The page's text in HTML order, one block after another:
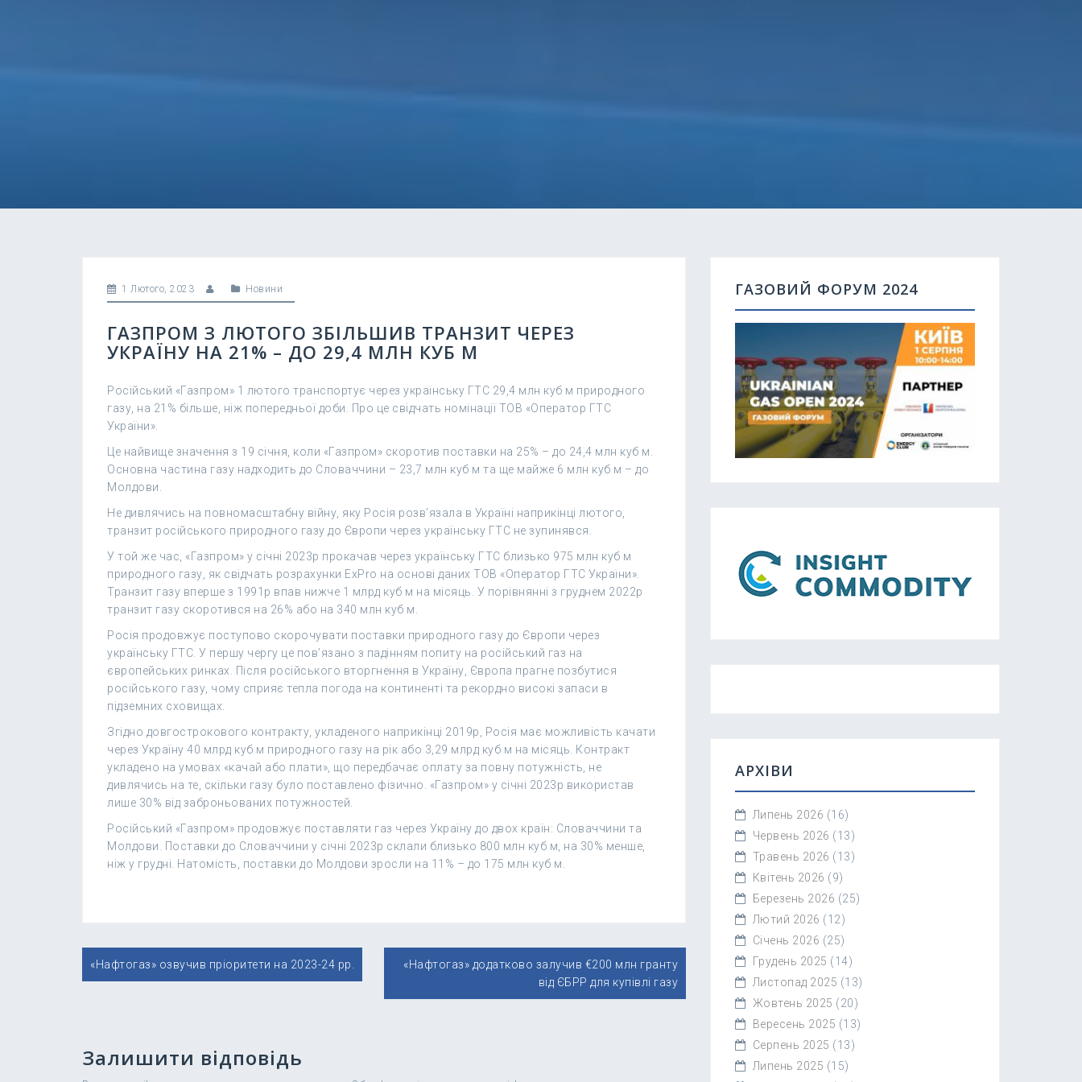
1 Лютого, 2023 Новини
ГАЗПРОМ З ЛЮТОГО ЗБІЛЬШИВ ТРАНЗИТ ЧЕРЕЗ
УКРАЇНУ НА 21% – ДО 29,4 МЛН КУБ М
Російський «Газпром» 1 лютого транспортує через українську ГТС 29,4 млн куб м природного
газу, на 21% більше, ніж попередньої доби. Про це свідчать номінації ТОВ «Оператор ГТС
України».
Це найвище значення з 19 січня, коли «Газпром» скоротив поставки на 25% – до 24,4 млн куб м.
Основна частина газу надходить до Словаччини – 23,7 млн куб м та ще майже 6 млн куб м – до
Молдови.
Не дивлячись на повномасштабну війну, яку Росія розв’язала в Україні наприкінці лютого,
транзит російського природного газу до Європи через українську ГТС не зупинявся.
У той же час, «Газпром» у січні 2023р прокачав через українську ГТС близько 975 млн куб м
природного газу, як свідчать розрахунки ExPro на основі даних ТОВ «Оператор ГТС України».
Транзит газу вперше з 1991р впав нижче 1 млрд куб м на місяць. У порівнянні з груднем 2022р
транзит газу скоротився на 26% або на 340 млн куб м.
Росія продовжує поступово скорочувати поставки природного газу до Європи через
українську ГТС. У першу чергу це пов’язано з падінням попиту на російський газ на
європейських ринках. Після російського вторгнення в Україну, Європа прагне позбутися
російського газу, чому сприяє тепла погода на континенті та рекордно високі запаси в
підземних сховищах.
Згідно довгострокового контракту, укладеного наприкінці 2019р, Росія має можливість качати
через Україну 40 млрд куб м природного газу на рік або 3,29 млрд куб м на місяць. Контракт
укладено на умовах «качай або плати», що передбачає оплату за повну потужність, не
дивлячись на те, скільки газу було поставлено фізично. «Газпром» у січні 2023р використав
лише 30% від заброньованих потужностей.
Російський «Газпром» продовжує поставляти газ через Україну до двох країн: Словаччини та
Молдови. Поставки до Словаччини у січні 2023р склали близько 800 млн куб м, на 30% менше,
ніж у грудні. Натомість, поставки до Молдови зросли на 11% – до 175 млн куб м.
Навігація
записів
«Нафтогаз» озвучив пріоритети на 2023-24 рр.
«Нафтогаз» додатково залучив €200 млн гранту
від ЄБРР для купівлі газу
Залишити відповідь
ГАЗОВИЙ ФОРУМ 2024
АРХІВИ
Липень 2026 (16)
Червень 2026 (13)
Травень 2026 (13)
Квітень 2026 (9)
Березень 2026 (25)
Лютий 2026 (12)
Січень 2026 (25)
Грудень 2025 (14)
Листопад 2025 (13)
Жовтень 2025 (20)
Вересень 2025 (13)
Серпень 2025 (13)
Липень 2025 (15)